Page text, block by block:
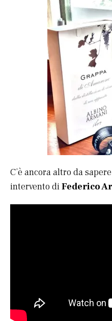
C’è ancora altro da
intervento diFederico